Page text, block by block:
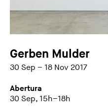
PT EN
Gerben Mulder
30 Sep – 18 Nov 2017
Abertura
30 Sep, 15h–18h